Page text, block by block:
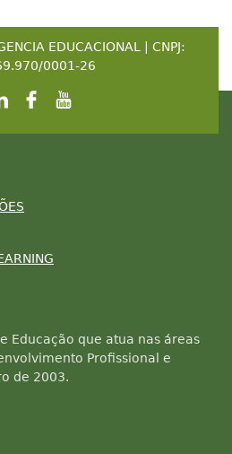
EDUCACIONAL | CNPJ:
0001-26
Educação que atua nas áreas
Profissional e
de 2003.